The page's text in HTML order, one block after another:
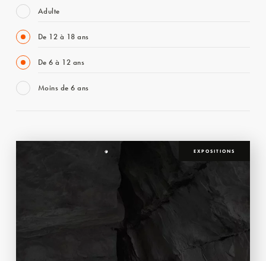
Adulte
De 12 à 18 ans
De 6 à 12 ans
Moins de 6 ans
EXPOSITIONS